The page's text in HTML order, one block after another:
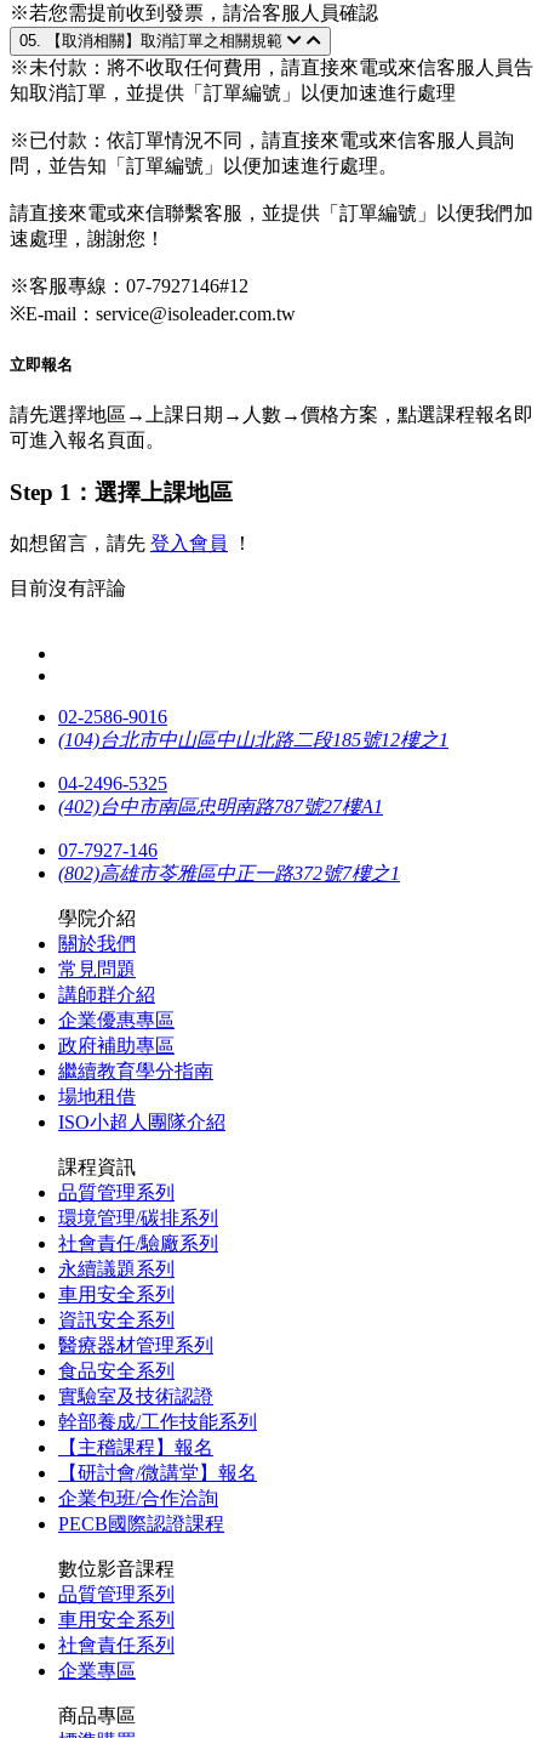
※若您需提前收到發票，請洽客服人員確認
05. 【取消相關】取消訂單之相關規範
※未付款：將不收取任何費用，請直接來電或來信客服人員告
知取消訂單，並提供「訂單編號」以便加速進行處理
※已付款：依訂單情況不同，請直接來電或來信客服人員詢
問，並告知「訂單編號」以便加速進行處理。
請直接來電或來信聯繫客服，並提供「訂單編號」以便我們加
速處理，謝謝您！
※客服專線：07-7927146#12
※E-mail：service@isoleader.com.tw
立即報名
請先選擇地區→上課日期→人數→價格方案，點選課程報名即
可進入報名頁面。
Step 1：選擇上課地區
如想留言，請先 登入會員 ！
目前沒有評論
02-2586-9016
(104)台北市中山區中山北路二段185號12樓之1
04-2496-5325
(402)台中市南區忠明南路787號27樓A1
07-7927-146
(802)高雄市苓雅區中正一路372號7樓之1
學院介紹
關於我們
常見問題
講師群介紹
企業優惠專區
政府補助專區
繼續教育學分指南
場地租借
ISO小超人團隊介紹
課程資訊
品質管理系列
環境管理/碳排系列
社會責任/驗廠系列
永續議題系列
車用安全系列
資訊安全系列
醫療器材管理系列
食品安全系列
實驗室及技術認證
幹部養成/工作技能系列
【主稽課程】報名
【研討會/微講堂】報名
企業包班/合作洽詢
PECB國際認證課程
數位影音課程
品質管理系列
車用安全系列
社會責任系列
企業專區
商品專區